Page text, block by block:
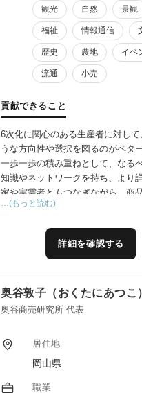
観光 自然 景観
福祉 情報通信
歴史 農地 イベ
流通 小売
貢献できること
6次化に関心のある生産者に対して
うな方向性や選択を図るのがベタ
一歩一歩の積み重ねとして、なる
知識やネットワークを持ち、より
家や実需者ともつなぎながら、商
口作りを一気通貫してお手伝いし
から、どのように消費者や実需者
の商品やこだわり特徴を伝えてい
…(もっと読む)
詳細を確認する
奥谷敦子（おくたにあつこ
奥谷商売研究所 代表
居住地
岡山県
職業